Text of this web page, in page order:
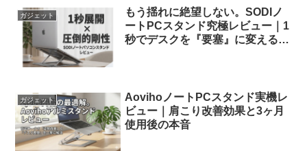
ガジェット
もう揺れに絶望しない。SODIノ
ートPCスタンド究極レビュー｜1
秒でデスクを『要塞』に変える圧
ガジェット
AovihoノートPCスタンド実機レ
ビュー｜肩こり改善効果と3ヶ月
使用後の本音